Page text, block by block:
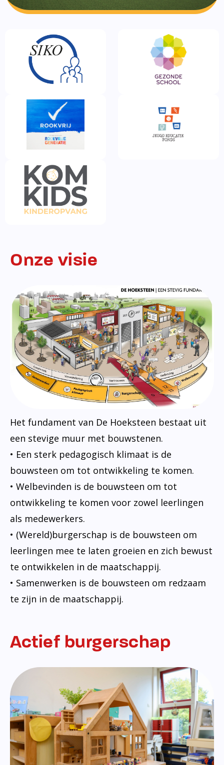
Onze visie
Het fundament van De Hoeksteen bestaat uit
een stevige muur met bouwstenen.
• Een sterk pedagogisch klimaat is de
bouwsteen om tot ontwikkeling te komen.
• Welbevinden is de bouwsteen om tot
ontwikkeling te komen voor zowel leerlingen
als medewerkers.
• (Wereld)burgerschap is de bouwsteen om
leerlingen mee te laten groeien en zich bewust
te ontwikkelen in de maatschappij.
• Samenwerken is de bouwsteen om redzaam
te zijn in de maatschappij.
Actief burgerschap